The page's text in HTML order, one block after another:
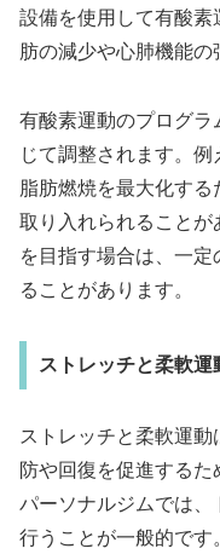
設備を使用して有酸
肪の減少や心肺機能の
有酸素運動のプログ
じて調整されます。例
脂肪燃焼を最大化す
取り入れられることが
を目指す場合は、一
ることがあります。
ストレッチと柔軟運
ストレッチと柔軟運
防や回復を促進するた
パーソナルジムでは
行うことが一般的です